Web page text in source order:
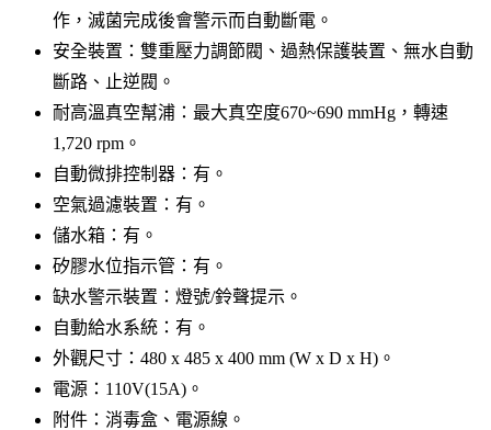
作，滅菌完成後會警示而自動斷電。
安全裝置：雙重壓力調節閥、過熱保護裝置、無水自動
斷路、止逆閥。
耐高溫真空幫浦：最大真空度670~690 mmHg，轉速
1,720 rpm。
自動微排控制器：有。
空氣過濾裝置：有。
儲水箱：有。
矽膠水位指示管：有。
缺水警示裝置：燈號/鈴聲提示。
自動給水系統：有。
外觀尺寸：480 x 485 x 400 mm (W x D x H)。
電源：110V(15A)。
附件：消毒盒、電源線。